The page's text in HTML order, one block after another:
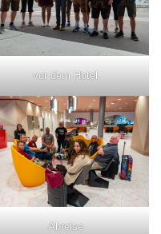
vor dem Hotel
Abreise